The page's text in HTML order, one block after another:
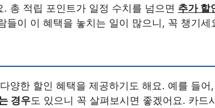
총 적립 포인트가 일정 수치를 넘으면 추가 할
들이 이 혜택을 놓치는 일이 많으니, 꼭 챙기세
양한 할인 혜택을 제공하기도 해요. 예를 들어
경우도 있으니 꼭 살펴보시면 좋겠어요. 카드